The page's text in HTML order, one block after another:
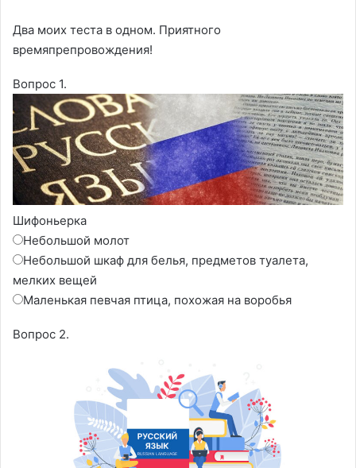
Два моих теста в одном. Приятного
времяпрепровождения!
Вопрос 1.
Шифоньерка
Небольшой молот
Небольшой шкаф для белья, предметов туалета,
мелких вещей
Маленькая певчая птица, похожая на воробья
Вопрос 2.